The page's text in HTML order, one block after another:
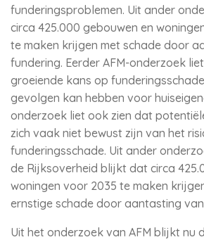
funderingsproblemen. Uit ander
circa 425.000 gebouwen en
te maken krijgen met schade door
fundering. Eerder AFM-onderzoek
groeiende kans op
gevolgen kan hebben voor
onderzoek liet ook zien dat
zich vaak niet bewust zijn van het
funderingsschade. Uit ander
de Rijksoverheid blijkt dat circa
woningen voor 2035 te maken
ernstige schade door aantasting
Uit het onderzoek van AFM blijkt nu